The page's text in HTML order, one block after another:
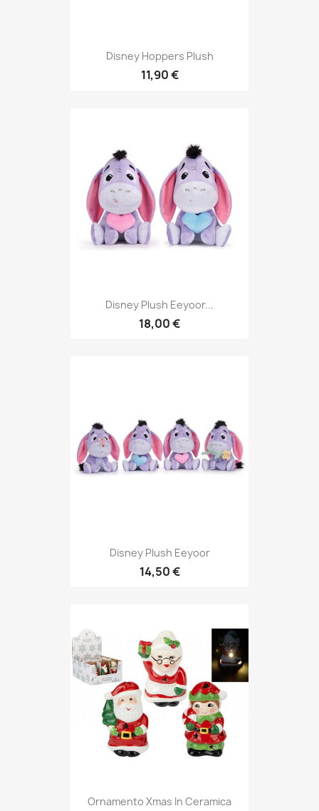
Disney Hoppers Plush
11,90 €
Disney Plush Eeyoor...
18,00 €
Disney Plush Eeyoor
14,50 €
Ornamento Xmas In Ceramica